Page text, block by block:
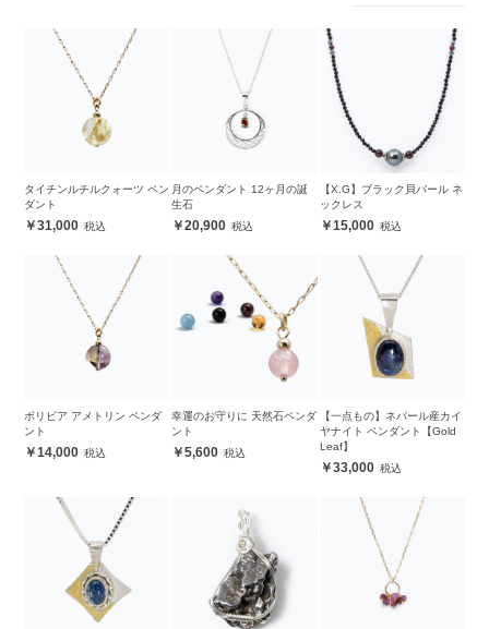
タイチンルチルクォーツ ペン
ダント
31,000
月のペンダント 12ヶ月の誕
生石
20,900
【X.G】ブラック貝パール ネ
ックレス
15,000
ボリビア アメトリン ペンダ
ント
14,000
幸運のお守りに 天然石ペンダ
ント
5,600
【一点もの】ネパール産カイ
ヤナイト ペンダント【Gold
Leaf】
33,000